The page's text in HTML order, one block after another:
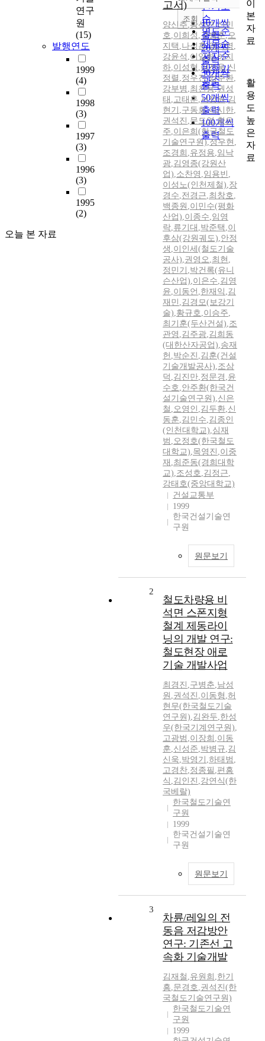
연구
원
(15)
발행연도
1999
(4)
1998
(3)
1997
(3)
1996
(3)
1995
(2)
오늘 본 자료
인기도
순
연도순
제목순
저자순
발행기
관순
내림차순
10개씩
출력
20개씩
출력
30개씩
출력
50개씩
출력
100개씩
출력
조회
고서)
양신추,황선근,신민
호,이희성 ,구병춘,오
지택 ,나성훈,엄기영 ,
강윤석 ,이일화,이지
하,이성혁 ,이진욱,신
정렬 ,정우진,엄주환,
강부병 ,최찬용,권성
태 ,고태훈,서정원,김
현기 ,구동회,이시한,
권석진 ,문도영,황은
주,이은희(한국철도
기술연구원),정우현 ,
조경희 ,유정용,임낙
광,김영종(강원산
업),소찬영 ,임용빈 ,
이성노(인천제철),장
경수,전경근,최창호,
백종원 ,이민수(평화
산업),이종수,임영
락,류기대 ,박준택 ,이
후삼(강원궤도),안정
생 ,이인세(철도기술
공사),권영오,최현 ,
정민기 ,박건록(유니
슨산업),이은수,김영
윤,이동언 ,한재익 ,김
재민 ,김경모(보강기
술),황규호,이승주,
최기훈(두산건설),조
관영 ,김주광,김희동
(대한산자공업),송재
헌 ,박순진 ,김훈(건설
기술개발공사),조삼
덕 ,김진만,정문경 ,윤
수호,안주환(한국건
설기술연구원),신은
철 ,오영인 ,김두환,신
동훈,김민수,김종인
(인천대학교),심재
범 ,오정호(한국철도
대학교),목영진 ,이중
재 ,최준동(경희대학
교),조성호,김정근,
강태호(중앙대학교)
건설교통부
1999
한국건설기술연
구원
원문보기
2
철도차량용 비
석면 스폰지형
철계 제동라이
닝의 개발 연구:
철도현장 애로
기술 개발사업
최경진 ,구병춘,남성
원 ,권석진 ,이동형 ,허
현무(한국철도기술
연구원),김완두,한성
우(한국기계연구원),
고광범 ,이장희 ,이동
훈,신성준,박병규,김
신욱,박영기 ,하태범 ,
고경찬,정종필 ,편흥
식 ,김인진 ,강연식(한
국베랄)
한국철도기술연
구원
1999
한국건설기술연
구원
원문보기
3
차륜/레일의 전
동음 저감방안
연구: 기존선 고
속화 기술개발
김재철 ,유원희 ,한기
흥,문경호,권석진(한
국철도기술연구원)
한국철도기술연
구원
1999
이
본
자
료
활
용
도
높
은
자
료